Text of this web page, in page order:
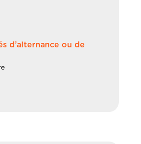
d’alternance ou de